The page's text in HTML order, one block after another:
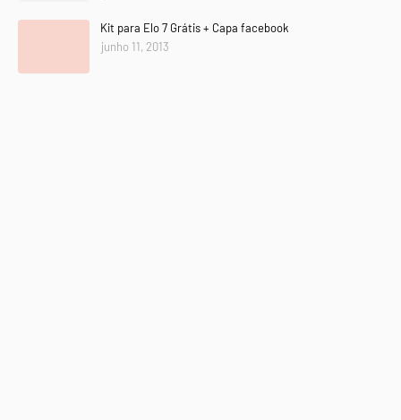
Kit para Elo 7 Grátis + Capa facebook
junho 11, 2013